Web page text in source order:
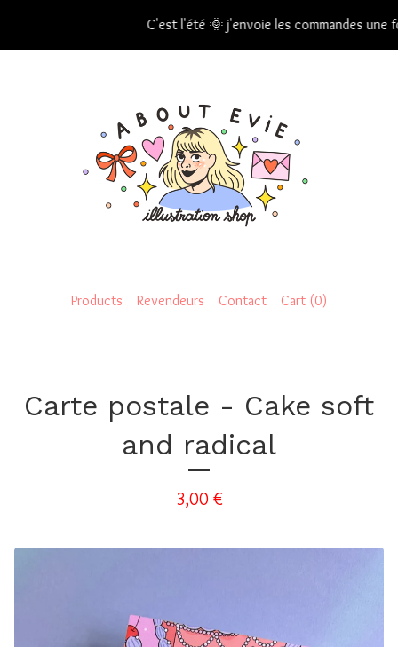
C'est l'été 🌞 j'envoie les commandes une
Products Revendeurs Contact Cart (0)
Carte postale - Cake soft
and radical
3,00 €